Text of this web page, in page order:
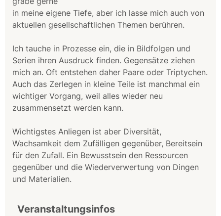
in meine eigene Tiefe, aber ich lasse mich auch von
aktuellen gesellschaftlichen Themen berühren.
Ich tauche in Prozesse ein, die in Bildfolgen und
Serien ihren Ausdruck finden. Gegensätze ziehen
mich an. Oft entstehen daher Paare oder Triptychen.
Auch das Zerlegen in kleine Teile ist manchmal ein
wichtiger Vorgang, weil alles wieder neu
zusammensetzt werden kann.
Wichtigstes Anliegen ist aber Diversität,
Wachsamkeit dem Zufälligen gegenüber, Bereitsein
für den Zufall. Ein Bewusstsein den Ressourcen
gegenüber und die Wiederverwertung von Dingen
und Materialien.
Veranstaltungsinfos